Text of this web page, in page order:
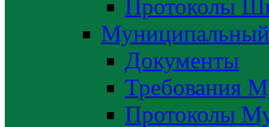
Протоколы
Муниципальный
Документы
Требования
Протоколы